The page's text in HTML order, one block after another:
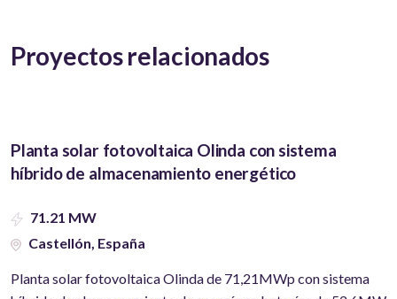
Proyectos relacionados
Planta solar fotovoltaica Olinda con sistema
híbrido de almacenamiento energético
71.21 MW
Castellón, España
Planta solar fotovoltaica Olinda de 71,21MWp con sistema